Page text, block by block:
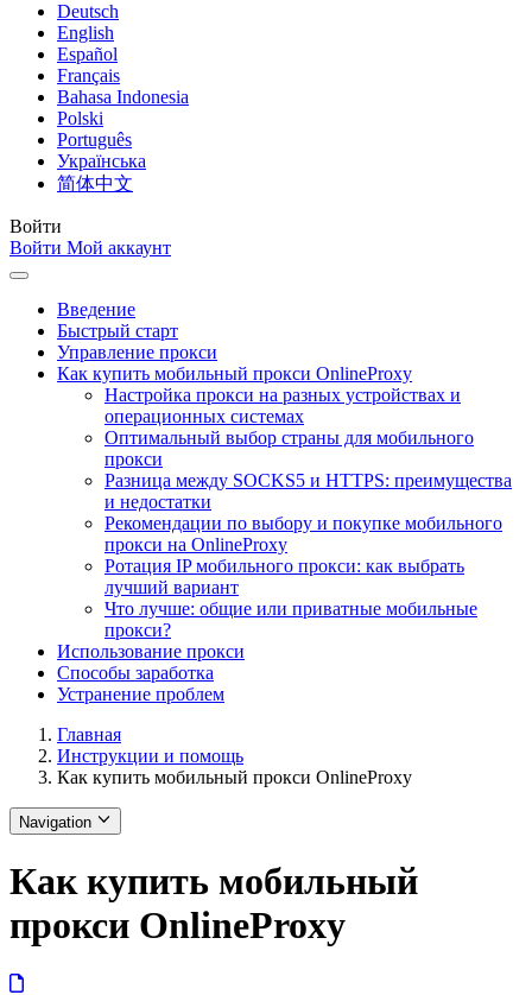
Deutsch
English
Español
Français
Bahasa Indonesia
Polski
Português
Українська
简体中文
Войти
Войти Мой аккаунт
Введение
Быстрый старт
Управление прокси
Как купить мобильный прокси OnlineProxy
Настройка прокси на разных устройствах и
операционных системах
Оптимальный выбор страны для мобильного
прокси
Разница между SOCKS5 и HTTPS: преимущества
и недостатки
Рекомендации по выбору и покупке мобильного
прокси на OnlineProxy
Ротация IP мобильного прокси: как выбрать
лучший вариант
Что лучше: общие или приватные мобильные
прокси?
Использование прокси
Способы заработка
Устранение проблем
Главная
Инструкции и помощь
Как купить мобильный прокси OnlineProxy
Navigation
Как купить мобильный
прокси OnlineProxy